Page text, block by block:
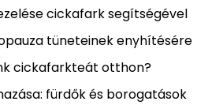
cickafark segítségével
tüneteinek enyhítésére
cickafarkteát otthon?
fürdők és borogatások